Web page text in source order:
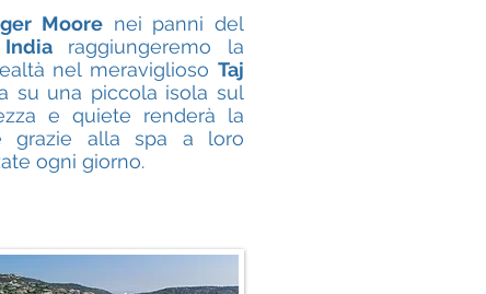
Moorenei panni del
India raggiungeremo la
nel meraviglioso Taj
su una piccola isola sul
e quiete renderà la
grazie alla spa a loro
ogni giorno.